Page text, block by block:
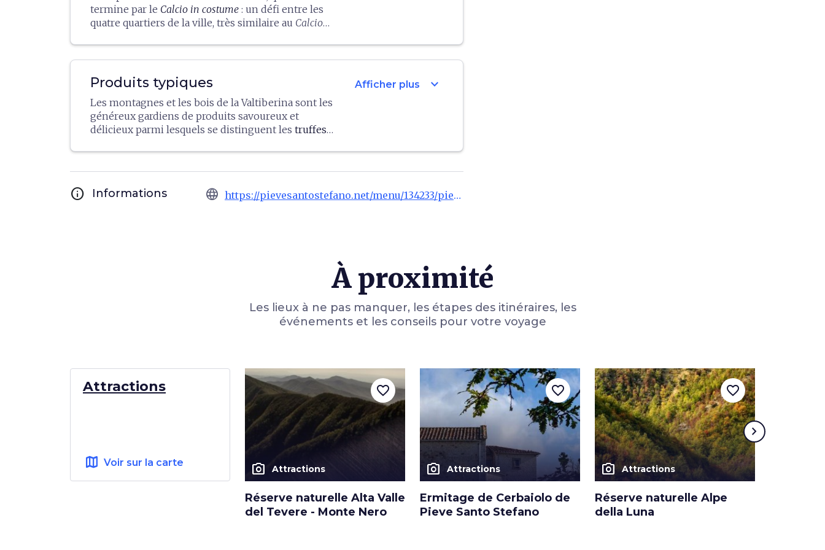
termine par le Calcio in costume : un défi entre les
quatre quartiers de la ville, très similaire au Calcio
Chaque année, vers la mi-septembre, est décerné le
Prix Pieve Saverio Tutino: un concours littéraire
pour les récits autobiographiques.
Produits typiques
Les montagnes et les bois de la Valtiberina sont les
généreux gardiens de produits savoureux et
délicieux parmi lesquels se distinguent les truffes
particulièrement riche en truffes qui, selon les
différentes espèces et qualités, peuvent être
truffes est désormais une activité traditionnelle
Afficher plus expand_more
info Informations language https://pievesantostefano.net/menu/134233/pieve-santo-stefano
À proximité
Les lieux à ne pas manquer, les étapes des itinéraires, les
événements et les conseils pour votre voyage
Attractions
map Voir sur la carte photo_camera Attractions
Réserve naturelle Alta Valle
del Tevere - Monte Nero
favorite_border
photo_camera Attractions
Ermitage de Cerbaiolo de
Pieve Santo Stefano
favorite_border
photo_camera Attractions
Réserve naturelle Alpe
della Luna
favorite_border
chevron_right